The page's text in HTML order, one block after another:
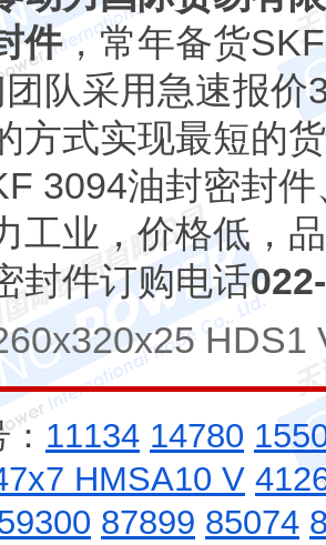
件，常年备货
队采用急速报
方式实现最短的
3094油封密封
工业，价格低，
封件订购电话
HDS1
11134 14780
HMSA10 V
87899 85074